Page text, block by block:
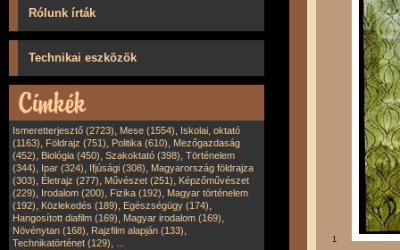
Rólunk írták
Technikai eszközök
Ismeretterjesztő (2723), Mese (1554), Iskolai, oktató
(1163), Földrajz (751), Politika (610), Mezőgazdaság
(452), Biológia (450), Szakoktató (398), Történelem
(344), Ipar (324), Ifjúsági (308), Magyarország földrajza
(303), Életrajz (277), Művészet (251), Képzőművészet
(229), Irodalom (200), Fizika (192), Magyar történelem
(192), Közlekedés (189), Egészségügy (174),
Hangosított diafilm (169), Magyar irodalom (169),
Növénytan (168), Rajzfilm alapján (133),
Technikatörténet (129), 1